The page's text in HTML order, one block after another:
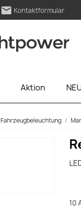
mail Kontaktformular
Aktion
Fahrzeugbeleuchtung
10